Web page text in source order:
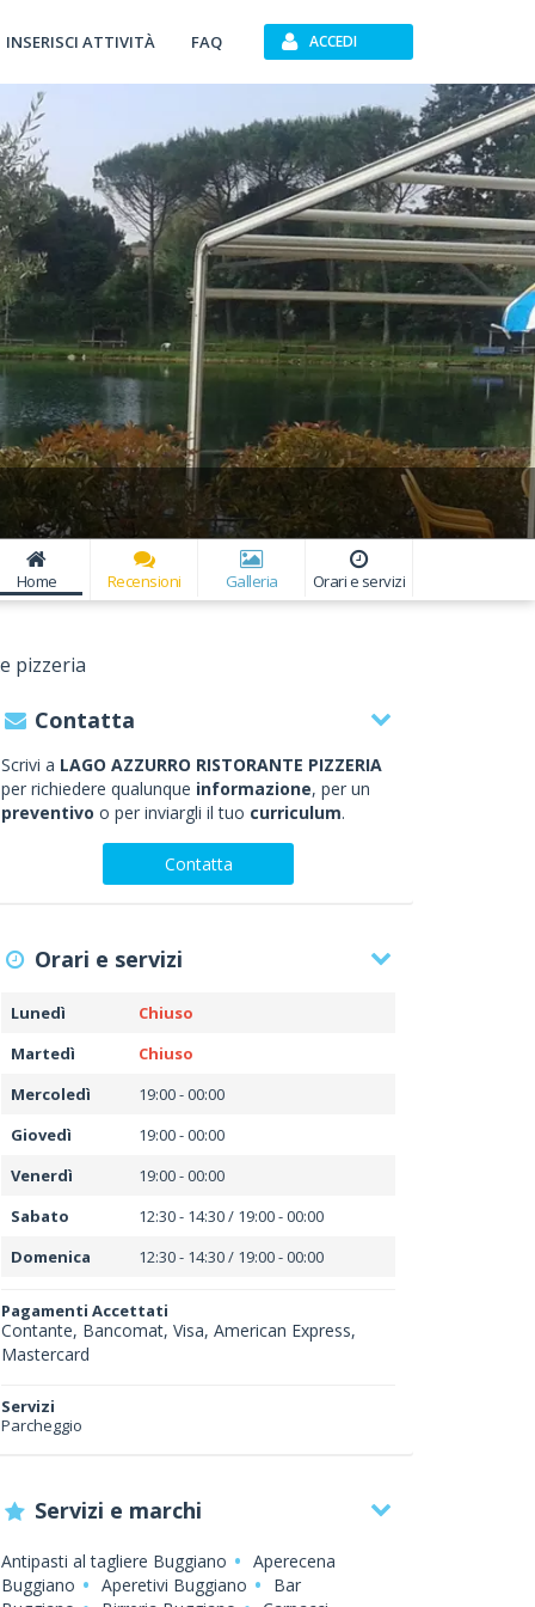
INSERISCI ATTIVITÀ FAQ ACCEDI
Home Recensioni Galleria Orari e servizi
pizzeria
Contatta
Scrivi a LAGO AZZURRO RISTORANTE PIZZERIA
per richiedere qualunque informazione, per un
preventivo o per inviargli il tuo curriculum.
Contatta
Orari e servizi
Lunedì
Chiuso
Martedì
Chiuso
Mercoledì
19:00 - 00:00
Giovedì
19:00 - 00:00
Venerdì
19:00 - 00:00
Sabato
12:30 - 14:30 / 19:00 - 00:00
Domenica
12:30 - 14:30 / 19:00 - 00:00
Pagamenti Accettati
Contante, Bancomat, Visa, American Express,
Mastercard
Servizi
Parcheggio
Servizi e marchi
Antipasti al tagliere Buggiano
Aperecena
Buggiano
Aperetivi Buggiano
Bar